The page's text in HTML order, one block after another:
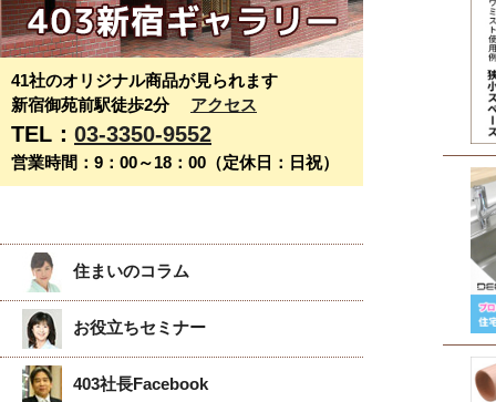
41社のオリジナル商品が見られます
新宿御苑前駅徒歩2分 アクセス
TEL： 03-3350-9552
営業時間：9：00～18：00（定休日：日祝）
住まいのコラム
お役立ちセミナー
403社長Facebook